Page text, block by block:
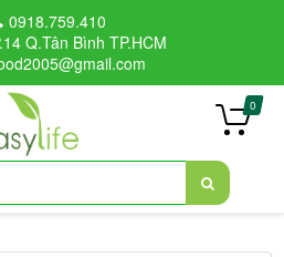
0918.759.410
Q.Tân Bình TP.HCM
0